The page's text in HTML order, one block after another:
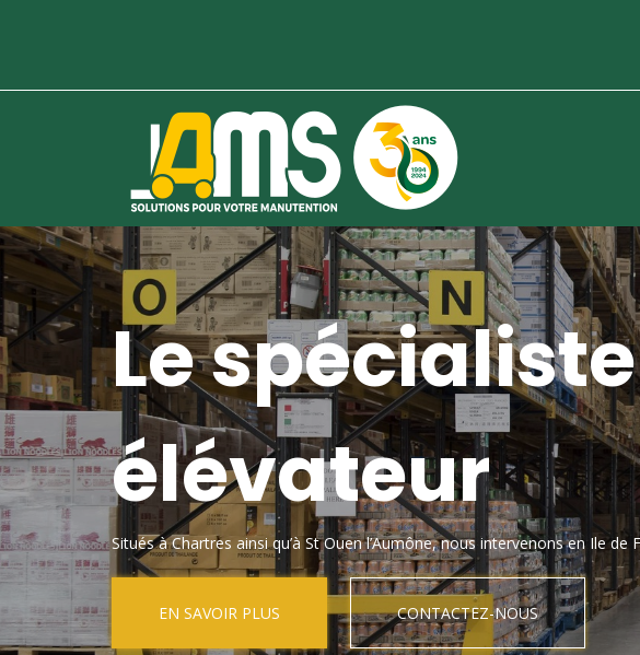
Le
élévateur
Situés à Chartres ainsi qu’à St Ouen l’Aumône, nous intervenons en Ile
EN SAVOIR PLUS CONTACTEZ-NOUS